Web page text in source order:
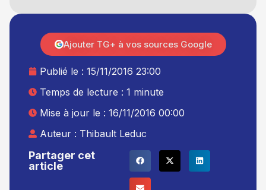
Partager cet
article
Publié le : 15/11/2016 23:00
Temps de lecture : 1 minute
Mise à jour le : 16/11/2016 00:00
Auteur : Thibault Leduc
Ajouter TG+ à vos sources Google